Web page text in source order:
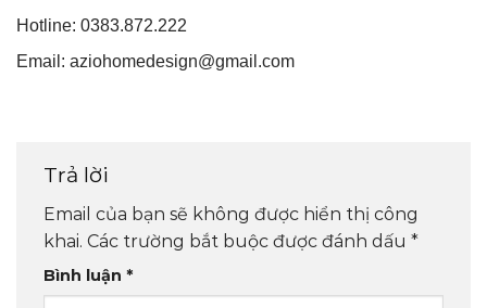
Hotline: 0383.872.222
Email: aziohomedesign@gmail.com
Trả lời
Email của bạn sẽ không được hiển thị công
khai. Các trường bắt buộc được đánh dấu *
Bình luận *